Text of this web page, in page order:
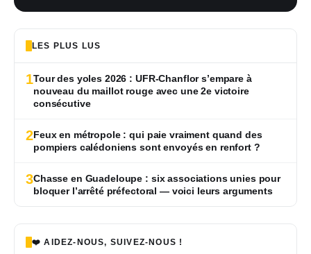
LES PLUS LUS
1Tour des yoles 2026 : UFR-Chanflor s’empare à
nouveau du maillot rouge avec une 2e victoire
consécutive
2Feux en métropole : qui paie vraiment quand des
pompiers calédoniens sont envoyés en renfort ?
3Chasse en Guadeloupe : six associations unies pour
bloquer l’arrêté préfectoral — voici leurs arguments
❤️ AIDEZ-NOUS, SUIVEZ-NOUS !